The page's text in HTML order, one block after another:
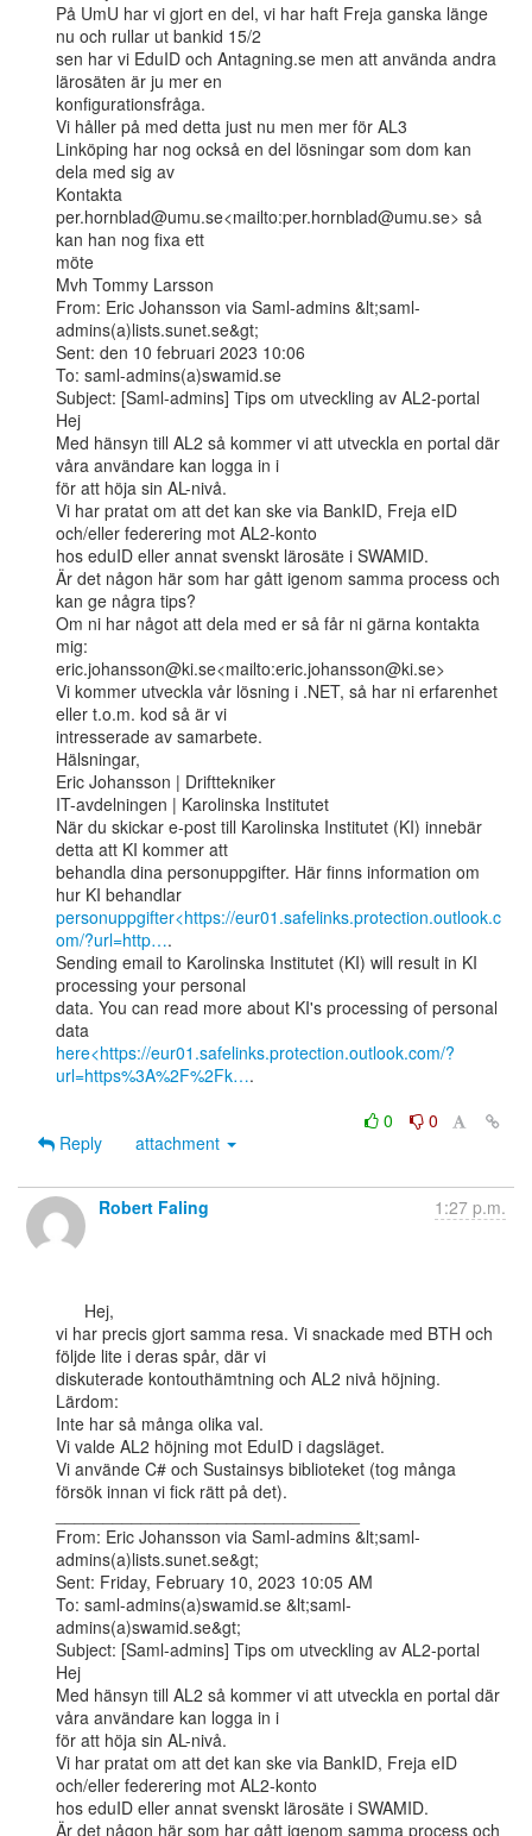
På UmU har vi gjort en del, vi har haft Freja ganska länge
nu och rullar ut bankid 15/2
sen har vi EduID och Antagning.se men att använda andra
lärosäten är ju mer en
konfigurationsfråga.
Vi håller på med detta just nu men mer för AL3
Linköping har nog också en del lösningar som dom kan
dela med sig av
Kontakta
per.hornblad@umu.se<mailto:per.hornblad@umu.se> så
kan han nog fixa ett
möte
Mvh Tommy Larsson
From: Eric Johansson via Saml-admins &lt;saml-
admins(a)lists.sunet.se&gt;
Sent: den 10 februari 2023 10:06
To: saml-admins(a)swamid.se
Subject: [Saml-admins] Tips om utveckling av AL2-portal
Hej
Med hänsyn till AL2 så kommer vi att utveckla en portal där
våra användare kan logga in i
för att höja sin AL-nivå.
Vi har pratat om att det kan ske via BankID, Freja eID
och/eller federering mot AL2-konto
hos eduID eller annat svenskt lärosäte i SWAMID.
Är det någon här som har gått igenom samma process och
kan ge några tips?
Om ni har något att dela med er så får ni gärna kontakta
mig:
eric.johansson@ki.se<mailto:eric.johansson@ki.se>
Vi kommer utveckla vår lösning i .NET, så har ni erfarenhet
eller t.o.m. kod så är vi
intresserade av samarbete.
Hälsningar,
Eric Johansson | Drifttekniker
IT-avdelningen | Karolinska Institutet
När du skickar e-post till Karolinska Institutet (KI) innebär
detta att KI kommer att
behandla dina personuppgifter. Här finns information om
personuppgifter<https://eur01.safelinks.protection.outlook.c
om/?url=http….
Sending email to Karolinska Institutet (KI) will result in KI
processing your personal
data. You can read more about KI's processing of personal
here<https://eur01.safelinks.protection.outlook.com/?
url=https%3A%2F%2Fk….
0
0
Reply
attachment
Robert Faling 1:27 p.m.
vi har precis gjort samma resa. Vi snackade med BTH och
följde lite i deras spår, där vi
diskuterade kontouthämtning och AL2 nivå höjning.
Lärdom:
Inte har så många olika val.
Vi valde AL2 höjning mot EduID i dagsläget.
Vi använde C# och Sustainsys biblioteket (tog många
försök innan vi fick rätt på det).
From: Eric Johansson via Saml-admins &lt;saml-
admins(a)lists.sunet.se&gt;
Sent: Friday, February 10, 2023 10:05 AM
To: saml-admins(a)swamid.se &lt;saml-
admins(a)swamid.se&gt;
Subject: [Saml-admins] Tips om utveckling av AL2-portal
Hej
Med hänsyn till AL2 så kommer vi att utveckla en portal där
våra användare kan logga in i
för att höja sin AL-nivå.
Vi har pratat om att det kan ske via BankID, Freja eID
och/eller federering mot AL2-konto
hos eduID eller annat svenskt lärosäte i SWAMID.
Är det någon här som har gått igenom samma process och